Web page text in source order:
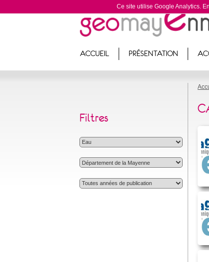
Ce site utilise Google Analytics.
Bouton
de
Barre
de
ACCUEIL PRÉSENTATION
Filtres